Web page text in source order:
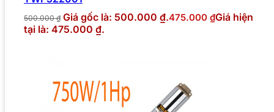
500.000₫ Giá gốc là: 500.000 ₫.475.000 ₫Giá hiện
tại là: 475.000 ₫.